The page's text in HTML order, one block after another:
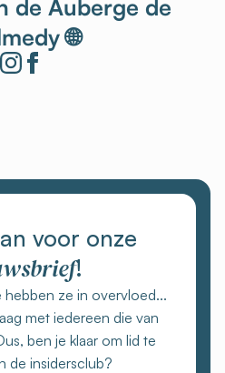
de Auberge de
🌐
voor onze
!
ze in overvloed...
met iedereen die van
ben je klaar om lid te
de insidersclub?